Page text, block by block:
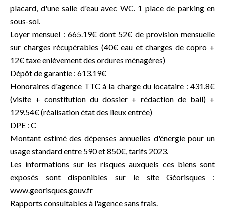
placard, d'une salle d'eau avec WC. 1 place de parking en
sous-sol.
Loyer mensuel : 665.19€ dont 52€ de provision mensuelle
sur charges récupérables (40€ eau et charges de copro +
12€ taxe enlèvement des ordures ménagères)
Dépôt de garantie : 613.19€
Honoraires d'agence TTC à la charge du locataire : 431.8€
(visite + constitution du dossier + rédaction de bail) +
129.54€ (réalisation état des lieux entrée)
DPE : C
Montant estimé des dépenses annuelles d'énergie pour un
usage standard entre 590 et 850€, tarifs 2023.
Les informations sur les risques auxquels ces biens sont
exposés sont disponibles sur le site Géorisques :
www.georisques.gouv.fr
Rapports consultables à l'agence sans frais.